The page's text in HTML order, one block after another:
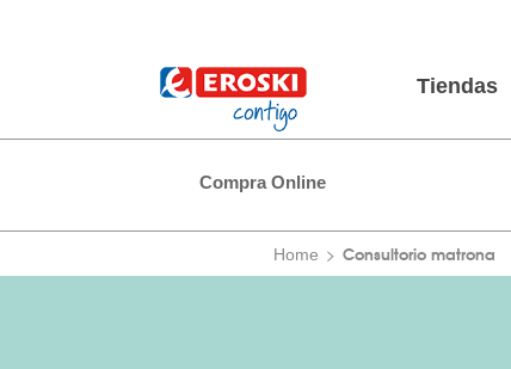
Tiendas
Compra Online
Home Consultorio matrona